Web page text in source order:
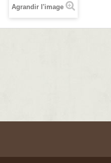
Agrandir l'image